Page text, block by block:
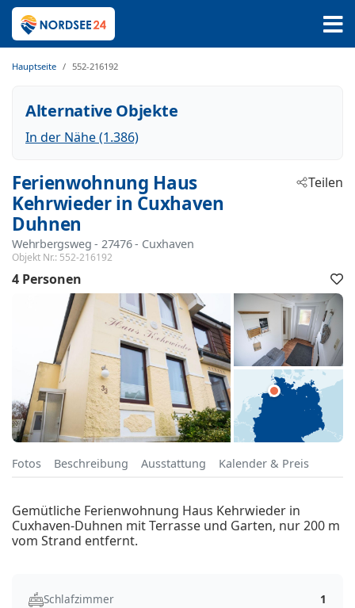
Hauptseite 552-216192
Alternative Objekte
In der Nähe (1.386)
Ferienwohnung Haus
Kehrwieder in Cuxhaven
Duhnen
Wehrbergsweg - 27476 - Cuxhaven
Objekt Nr.: 552-216192
Teilen
4 Personen
Fotos Beschreibung Ausstattung Kalender & Preis
Gemütliche Ferienwohnung Haus Kehrwieder in
Cuxhaven-Duhnen mit Terrasse und Garten, nur 200 m
vom Strand entfernt.
Schlafzimmer
1